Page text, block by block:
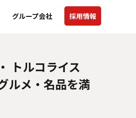
グループ会社 採用情報
トルコライス
ルメ・名品を満